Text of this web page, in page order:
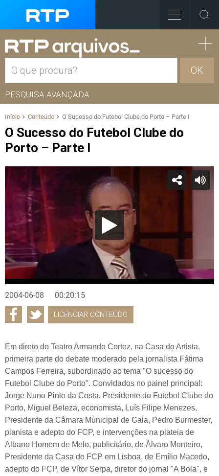
OK
PESQUISA AVANÇADA
Início Conteúdo O Sucesso do Futebol Clube do Porto – Parte I
O Sucesso do Futebol Clube do
Porto – Parte I
2004-06-08 00:20:15
LICENCIAR CONTEÚDO
Em direto do Teatro Armando Cortez, na Casa do Artista,
primeira parte do debate moderado pela jornalista Fátima
Campos Ferreira, subordinado ao tema "O sucesso do
Futebol Clube do Porto". Convidados no painel principal:
Jorge Nuno Pinto da Costa, Presidente do Futebol Clube do
Porto, Miguel Beleza, economista, Luís Filipe Menezes,
Presidente da Câmara Municipal de Gaia, Pedro Burmester,
pianista e adepto do FCP, e intervenções na plateia de
Albano Homem de Melo, publicitário, de Álvaro Monteiro,
Presidente da Casa do FCP em Lisboa, de Emílio Macedo,
adepto do FCP, de Vítor Serpa, diretor do jornal "A Bola", e